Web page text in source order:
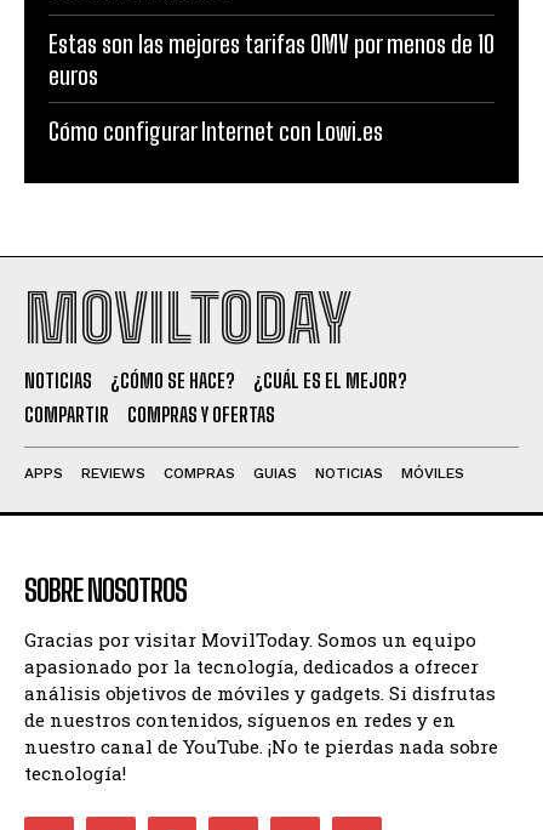
Estas son las mejores tarifas OMV por menos de 10
euros
Cómo configurar Internet con Lowi.es
MOVILTODAY
NOTICIAS ¿CÓMO SE HACE?
¿CUÁL ES EL MEJOR?
COMPARTIR
COMPRAS Y OFERTAS
APPS REVIEWS COMPRAS GUIAS NOTICIAS MÓVILES
SOBRE NOSOTROS
Gracias por visitar MovilToday. Somos un equipo
apasionado por la tecnología, dedicados a ofrecer
análisis objetivos de móviles y gadgets. Si disfrutas
de nuestros contenidos, síguenos en redes y en
nuestro canal de YouTube. ¡No te pierdas nada sobre
tecnología!